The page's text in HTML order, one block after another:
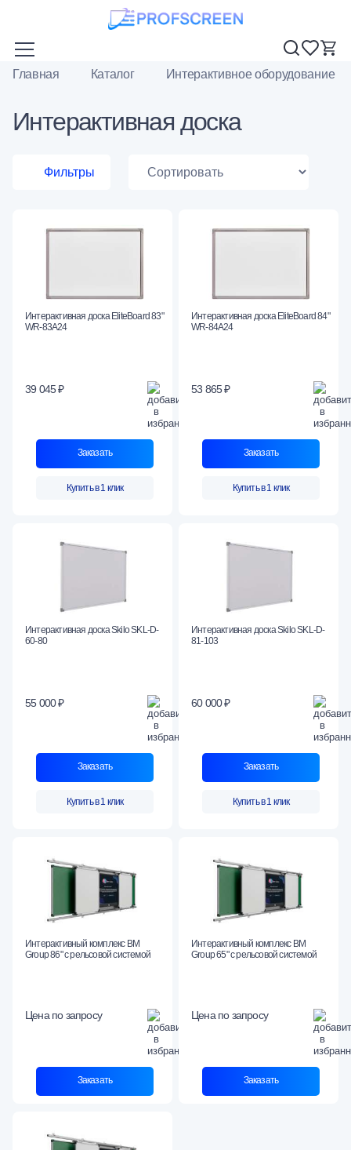
Главная Каталог Интерактивное оборудование
Интерактивная доска
Фильтры
Интерактивная доска EliteBoard 83"
WR-83A24
39 045 ₽
Заказать
Купить в 1 клик
Интерактивная доска EliteBoard 84"
WR-84A24
53 865 ₽
Заказать
Купить в 1 клик
Интерактивная доска Skilo SKL-D-
60-80
55 000 ₽
Заказать
Купить в 1 клик
Интерактивная доска Skilo SKL-D-
81-103
60 000 ₽
Заказать
Купить в 1 клик
Интерактивный комплекс BM
Group 86" с рельсовой системой
Цена по запросу
Заказать
Интерактивный комплекс BM
Group 65" с рельсовой системой
Цена по запросу
Заказать